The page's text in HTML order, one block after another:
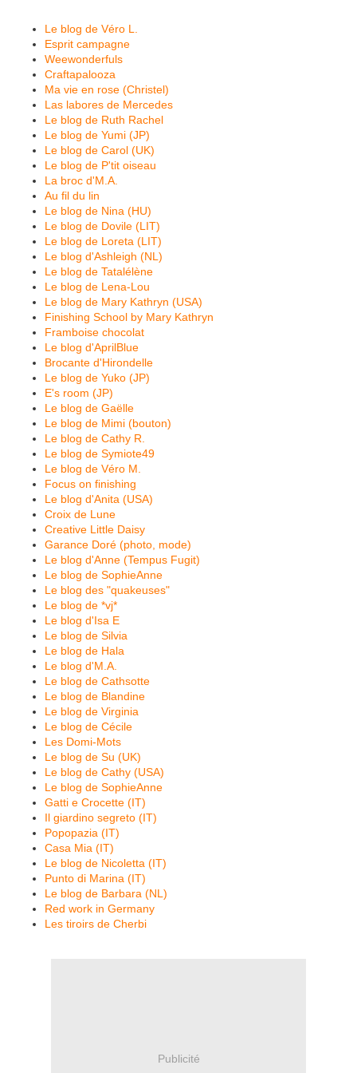
Le blog de Véro L.
Esprit campagne
Weewonderfuls
Craftapalooza
Ma vie en rose (Christel)
Las labores de Mercedes
Le blog de Ruth Rachel
Le blog de Yumi (JP)
Le blog de Carol (UK)
Le blog de P'tit oiseau
La broc d'M.A.
Au fil du lin
Le blog de Nina (HU)
Le blog de Dovile (LIT)
Le blog de Loreta (LIT)
Le blog d'Ashleigh (NL)
Le blog de Tatalélène
Le blog de Lena-Lou
Le blog de Mary Kathryn (USA)
Finishing School by Mary Kathryn
Framboise chocolat
Le blog d'AprilBlue
Brocante d'Hirondelle
Le blog de Yuko (JP)
E's room (JP)
Le blog de Gaëlle
Le blog de Mimi (bouton)
Le blog de Cathy R.
Le blog de Symiote49
Le blog de Véro M.
Focus on finishing
Le blog d'Anita (USA)
Croix de Lune
Creative Little Daisy
Garance Doré (photo, mode)
Le blog d'Anne (Tempus Fugit)
Le blog de SophieAnne
Le blog des "quakeuses"
Le blog de *vj*
Le blog d'Isa E
Le blog de Silvia
Le blog de Hala
Le blog d'M.A.
Le blog de Cathsotte
Le blog de Blandine
Le blog de Virginia
Le blog de Cécile
Les Domi-Mots
Le blog de Su (UK)
Le blog de Cathy (USA)
Le blog de SophieAnne
Gatti e Crocette (IT)
Il giardino segreto (IT)
Popopazia (IT)
Casa Mia (IT)
Le blog de Nicoletta (IT)
Punto di Marina (IT)
Le blog de Barbara (NL)
Red work in Germany
Les tiroirs de Cherbi
Publicité